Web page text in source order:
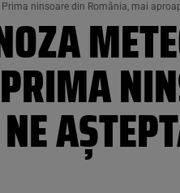
ninsoare din România, mai